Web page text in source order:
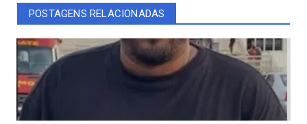
POSTAGENS RELACIONADAS